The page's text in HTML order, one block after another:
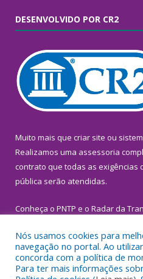
DESENVOLVIDO POR CR2
Muito mais que criar site ou
Realizamos uma assessoria
contrato que todas as exigências
pública serão atendidas.
Conheça o PNTP e o Radar da
Todos os direitos
Nós usamos cookies para
navegação no portal. Ao
concorda com a política de
Para ter mais informações